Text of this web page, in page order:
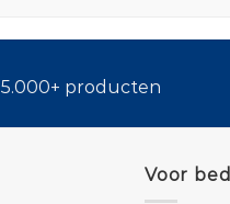
5.000+ producten
Voor